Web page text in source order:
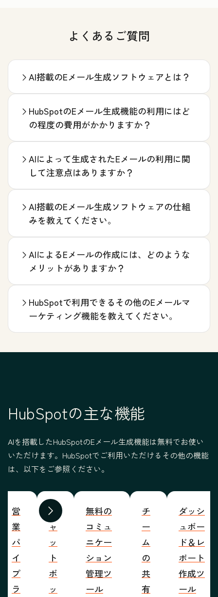
よくあるご質問
AI搭載のEメール生成ソフトウェアとは？
HubSpotのEメール生成機能の利用にはど
の程度の費用がかかりますか？
AIによって生成されたEメールの利用に関
して注意点はありますか？
AI搭載のEメール生成ソフトウェアの仕組
みを教えてください。
AIによるEメールの作成には、どのような
メリットがありますか？
HubSpotで利用できるその他のEメールマ
ーケティング機能を教えてください。
HubSpotの主な機能
AIを搭載したHubSpotのEメール生成機能は無料でお使い
いただけます。HubSpotでご利用いただけるその他の機能
は、以下をご参照ください。
前へ 次へ
営
業
パ
イ
プ
ラ
チ
ャ
ッ
ト
ボ
ッ
無料の
コミュ
ニケー
ション
管理ツ
ール
チ
ー
ム
の
共
有
ダッシ
ュボー
ド＆レ
ポート
作成ツ
ール